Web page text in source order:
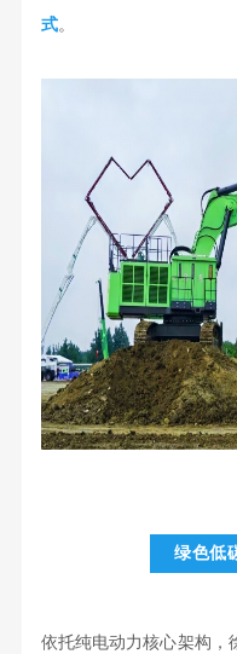
式。
绿色低
依托纯电动力核心架构，